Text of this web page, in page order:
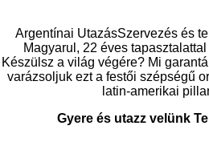
Argentínai UtazásSzervezés és
Magyarul, 22 éves
Készülsz a világ végére? Mi
varázsoljuk ezt a festői szépségű
latin-amerikai
Gyere és utazz velünk